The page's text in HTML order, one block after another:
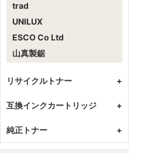
trad
UNILUX
ESCO Co Ltd
山真製鋸
リサイクルトナー +
CANON
BROTHER
互換インクカートリッジ +
CANON
EPSON
純正トナー +